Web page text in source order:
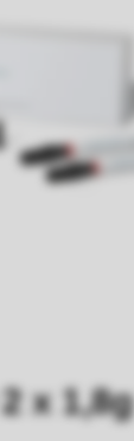
x 1,8g